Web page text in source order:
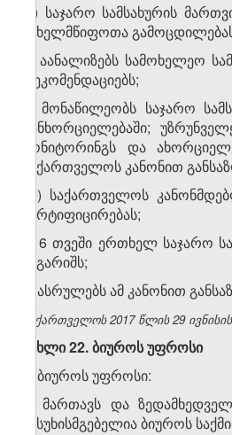
თ) საჯარო სამსახურის
სახელმწიფოთა
ი) აანალიზებს სამოხელეო
რეკომენდაციებს;
კ) მონაწილეობს საჯარო
განხორციელებაში;
მონიტორინგს და
საქართველოს კანონით
ლ) საქართველოს
სერტიფიცირებას;
მ) 6 თვეში ერთხელ საჯარო
ანგარიშს;
ნ) ასრულებს ამ კანონით
საქართველოს 2017 წლის 29 ივნისის
მუხლი 22. ბიუროს უფროსი
1. ბიუროს უფროსი:
ა) მართავს და
პასუხისმგებელია ბიუროს